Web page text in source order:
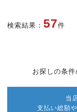
検索結果： 57件
お探しの条件
当
支払い総額